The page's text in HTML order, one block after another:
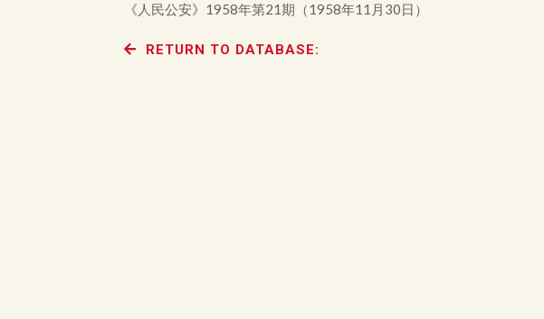
《人民公安》1958年第21期（1958年11月30日）
RETURN TO DATABASE: